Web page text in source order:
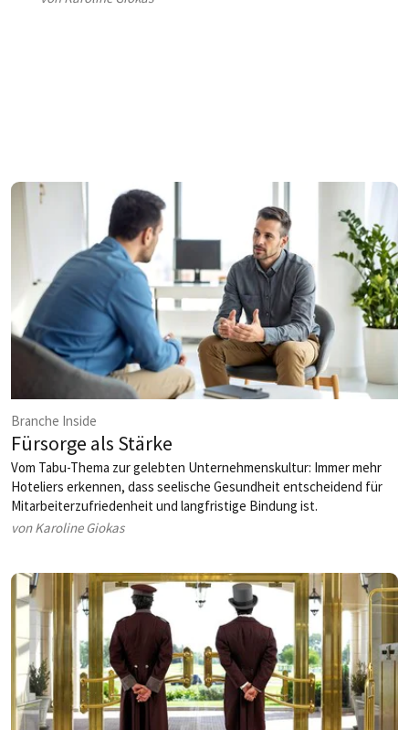
Branche Inside
Fürsorge als Stärke
Vom Tabu-Thema zur gelebten Unternehmenskultur: Immer mehr
Hoteliers erkennen, dass seelische Gesundheit entscheidend für
Mitarbeiterzufriedenheit und langfristige Bindung ist.
von Karoline Giokas